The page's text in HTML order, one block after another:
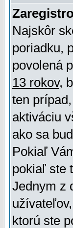
Najskôr
poriadku,
povolená
13 rokov,
ten
aktiváciu
ako sa
Pokiaľ
pokiaľ ste
Jednym z
ktorú ste